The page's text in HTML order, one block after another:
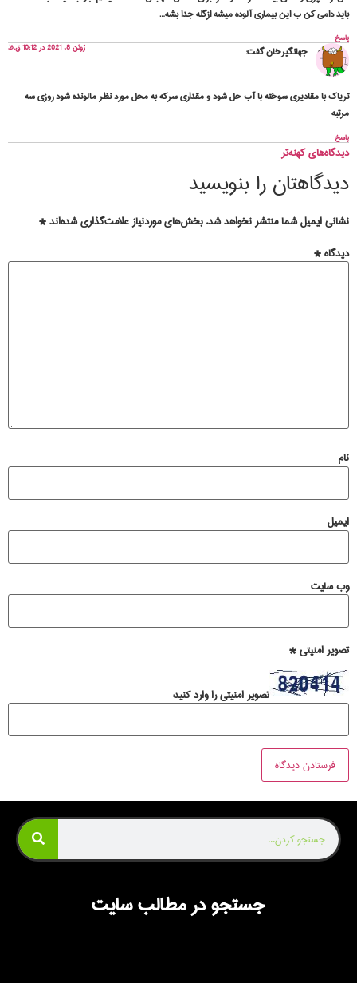
باید دامی کن ب این بیماری آلوده میشه ازگله جدا بشه…
پاسخ
جهانگیرخانگفت: ژوئن 8, 2021 در 10:12 ق.ظ
تریاک با مقادیری سوخته با آب حل شود و مقداری سرکه به محل مورد نظر مالونده شود روزی سه
مرتبه
پاسخ
دیدگاه‌های کهنه‌تر
دیدگاهتان را بنویسید
نشانی ایمیل شما منتشر نخواهد شد. بخش‌های موردنیاز علامت‌گذاری شده‌اند*
دیدگاه*
نام
ایمیل
وب‌ سایت
تصویر امنیتی*
تصویر امنیتی را وارد کنید:
جستجو در مطالب سایت